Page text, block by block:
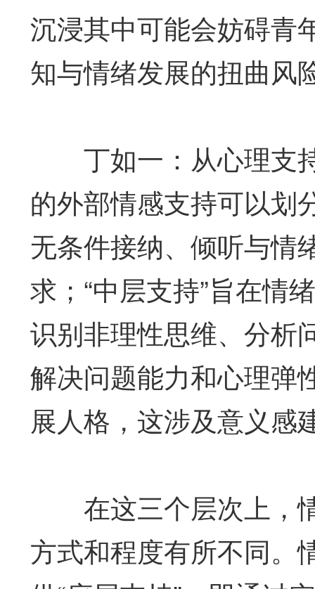
沉浸其中可能会妨碍青
知与情绪发展的扭曲风
丁如一：从心理支
的外部情感支持可以划
无条件接纳、倾听与情
求；“中层支持”旨在情
识别非理性思维、分析
解决问题能力和心理弹
展人格，这涉及意义感
在这三个层次上，
方式和程度有所不同。